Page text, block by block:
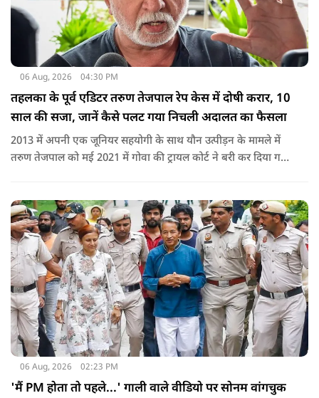
06 Aug, 2026 04:30 PM
तहलका के पूर्व एडिटर तरुण तेजपाल रेप केस में दोषी करार, 10
साल की सजा, जानें कैसे पलट गया निचली अदालत का फैसला
2013 में अपनी एक जूनियर सहयोगी के साथ यौन उत्पीड़न के मामले में
तरुण तेजपाल को मई 2021 में गोवा की ट्रायल कोर्ट ने बरी कर दिया गया
06 Aug, 2026 02:23 PM
'मैं PM होता तो पहले...' गाली वाले वीडियो पर सोनम वांगचुक